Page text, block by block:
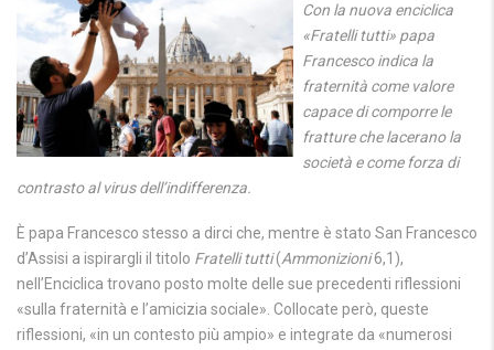
Con la nuova enciclica
«Fratelli tutti» papa
Francesco indica la
fraternità come valore
capace di comporre le
fratture che lacerano la
società e come forza di
contrasto al virus dell’indifferenza.
È papa Francesco stesso a dirci che, mentre è stato San Francesco
d’Assisi a ispirargli il titolo Fratelli tutti(Ammonizioni6,1),
nell’Enciclica trovano posto molte delle sue precedenti riflessioni
«sulla fraternità e l’amicizia sociale». Collocate però, queste
riflessioni, «in un contesto più ampio» e integrate da «numerosi